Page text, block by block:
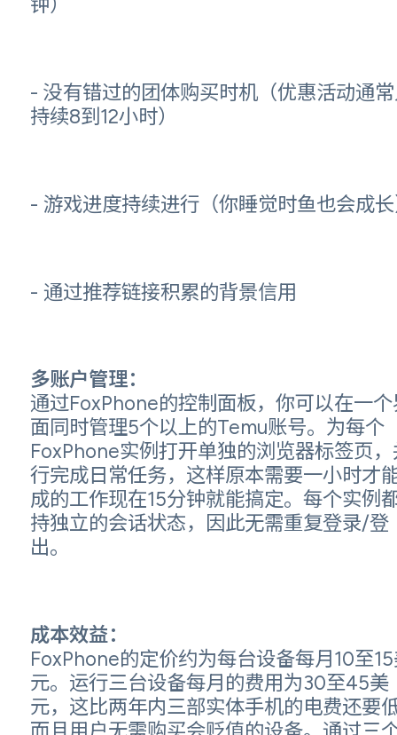
钟）
- 没有错过的团体购买时机（优惠活动通
持续8到12小时）
- 游戏进度持续进行（你睡觉时鱼也会成
- 通过推荐链接积累的背景信用
多账户管理：
通过FoxPhone的控制面板，你可以在一个
面同时管理5个以上的Temu账号。为每个
FoxPhone实例打开单独的浏览器标签页，
行完成日常任务，这样原本需要一小时才
成的工作现在15分钟就能搞定。每个实例
持独立的会话状态，因此无需重复登录/登
出。
成本效益：
FoxPhone的定价约为每台设备每月10至
元。运行三台设备每月的费用为30至45美
元，这比两年内三部实体手机的电费还要